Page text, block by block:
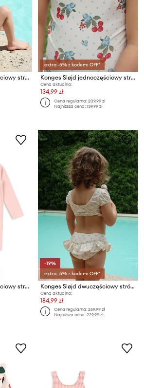
Konges Sløjd jednoczęściowy strój kąpielowy dziecięcy BOWIE SWIMSUIT GRS
extra -5% z kodem: OFF*
Konges Sløjd jednoczęściowy strój kąpielowy dziecięcy FRAGO SWIMSUIT GRS
Cena aktualna:
134,99 zł
Cena regularna:209,99 zł
Najniższa cena:139,99 zł
Konges Sløjd jednoczęściowy strój kąpielowy dziecięcy KITTY ONESIE GRS
-19%
extra -5% z kodem: OFF*
Konges Sløjd dwuczęściowy strój kąpielowy dziecięcy MALTI BIKINI GRS
Cena aktualna:
184,99 zł
Cena regularna:259,99 zł
Najniższa cena:229,99 zł